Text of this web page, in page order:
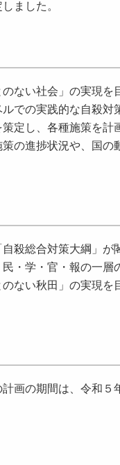
ました。
ない社会」の実現を
での実践的な自殺対
定し、各種施策を計
の進捗状況や、国の
殺総合対策大綱」が
・学・官・報の一層
ない秋田」の実現を
画の期間は、令和５